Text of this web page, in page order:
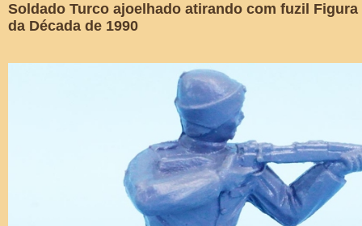
Soldado Turco ajoelhado atirando com fuzil
da Década de 1990